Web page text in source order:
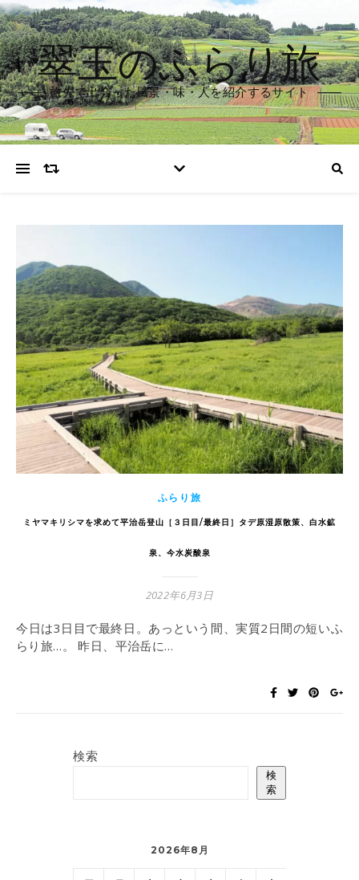
翠玉のふらり旅
旅先で出会った風景・味・人を紹介するサイト
ふらり旅
ミヤマキリシマを求めて平治岳登山［３日目/最終日］タデ原湿原散策、白水鉱
泉、今水炭酸泉
2022年6月3日
今日は3日目で最終日。あっという間、実質2日間の短いふ
らり旅…。 昨日、平治岳に…
検索
検
索
2026年8月